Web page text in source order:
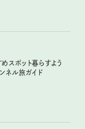
スポット暮らすよう
ネル旅ガイド